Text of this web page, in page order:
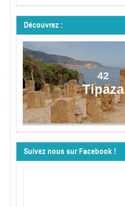
Découvrez :
42
Tipaza
Suivez nous sur Facebook !